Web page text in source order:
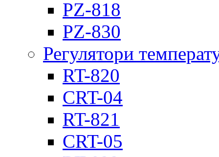
PZ-818
PZ-830
Регулятори
RT-820
CRT-04
RT-821
CRT-05